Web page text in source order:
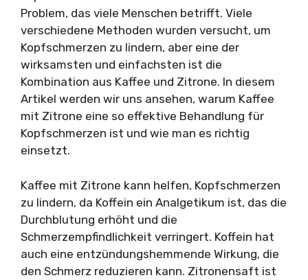
Problem, das viele Menschen betrifft. Viele
verschiedene Methoden wurden versucht, um
Kopfschmerzen zu lindern, aber eine der
wirksamsten und einfachsten ist die
Kombination aus Kaffee und Zitrone. In diesem
Artikel werden wir uns ansehen, warum Kaffee
mit Zitrone eine so effektive Behandlung für
Kopfschmerzen ist und wie man es richtig
einsetzt.
Kaffee mit Zitrone kann helfen, Kopfschmerzen
zu lindern, da Koffein ein Analgetikum ist, das die
Durchblutung erhöht und die
Schmerzempfindlichkeit verringert. Koffein hat
auch eine entzündungshemmende Wirkung, die
den Schmerz reduzieren kann. Zitronensaft ist